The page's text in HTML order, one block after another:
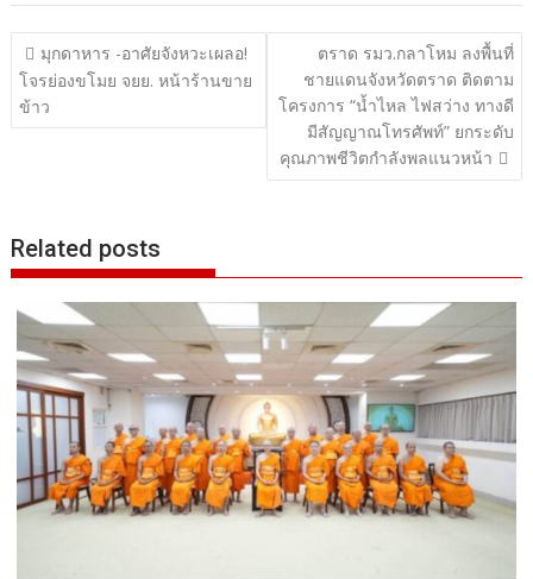
แนะแนว
เรื่อง
มุกดาหาร -อาศัยจังหวะเผลอ!
โจรย่องขโมย จยย. หน้าร้านขาย
ข้าว
ตราด รมว.กลาโหม ลงพื้นที่
ชายแดนจังหวัดตราด ติดตาม
โครงการ “น้ำไหล ไฟสว่าง ทางดี
มีสัญญาณโทรศัพท์” ยกระดับ
คุณภาพชีวิตกำลังพลแนวหน้า
Related posts